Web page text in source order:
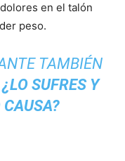
en el talón
peso.
TAMBIÉN
SUFRES Y
CAUSA?